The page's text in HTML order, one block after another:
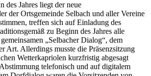
des Jahres liegt der neue
der Ortsgemeinde Selbach und aller Vereine
treffen sich auf Einladung des
zu Beginn des Jahres alle
„Selbacher Dialog“, dem
Art. Allerdings musste die Präsenzsitzung
Wetterkapriolen kurzfristig abgesagt
telefonisch und auf digitalem